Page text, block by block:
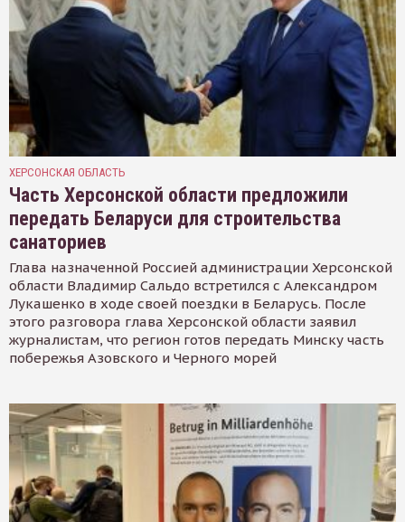
ХЕРСОНСКАЯ ОБЛАСТЬ
Часть Херсонской области предложили
передать Беларуси для строительства
санаториев
Глава назначенной Россией администрации Херсонской
области Владимир Сальдо встретился с Александром
Лукашенко в ходе своей поездки в Беларусь. После
этого разговора глава Херсонской области заявил
журналистам, что регион готов передать Минску часть
побережья Азовского и Черного морей